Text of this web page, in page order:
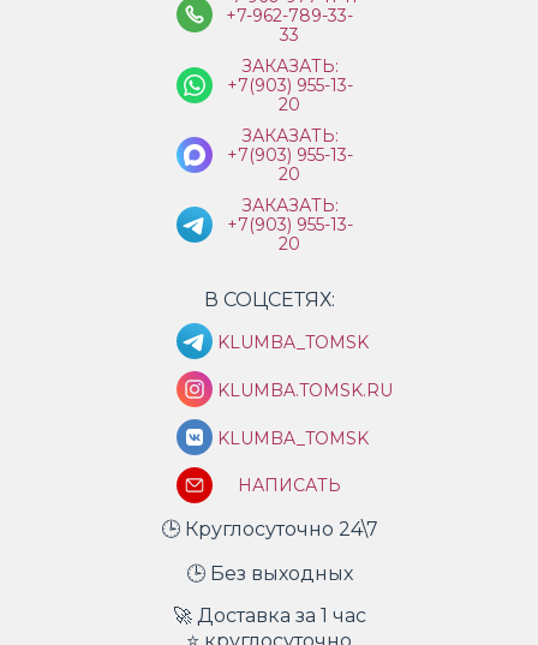
+7-962-789-33-
33
ЗАКАЗАТЬ:
+7(903) 955-13-
20
ЗАКАЗАТЬ:
+7(903) 955-13-
20
ЗАКАЗАТЬ:
+7(903) 955-13-
20
В СОЦСЕТЯХ:
KLUMBA_TOMSK
KLUMBA.TOMSK.RU
KLUMBA_TOMSK
НАПИСАТЬ
🕒 Круглосуточно 24\7
🕒 Без выходных
🚀 Доставка за 1 час